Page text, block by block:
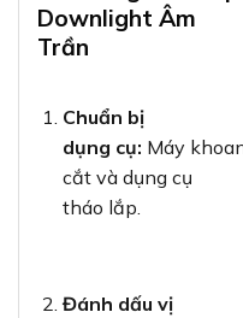
Downlight Âm
Trần
Chuẩn bị
dụng cụ: Máy
cắt và dụng cụ
tháo lắp.
Đánh dấu vị